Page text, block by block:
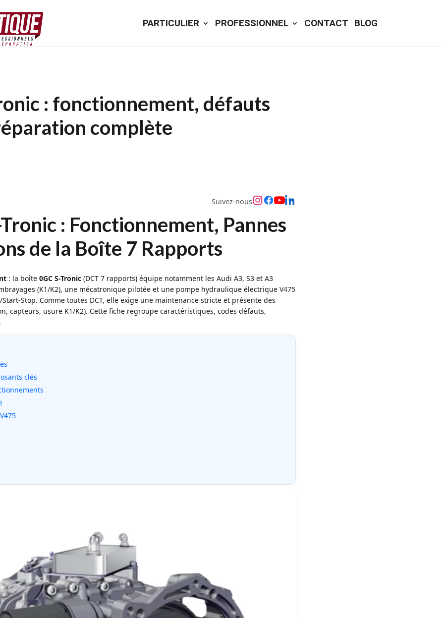
PARTICULIER PROFESSIONNEL CONTACT BLOG
: fonctionnement, défauts
complète
Suivez-nous
: Fonctionnement, Pannes
de la Boîte 7 Rapports
: la boîte 0GC S-Tronic(DCT 7 rapports) équipe notamment les Audi A3, S3 et A3
(K1/K2), une mécatronique pilotée et une pompe hydraulique électrique V475
Stop. Comme toutes DCT, elle exige une maintenance stricte et présente des
capteurs, usure K1/K2). Cette fiche regroupe caractéristiques, codes défauts,
clés